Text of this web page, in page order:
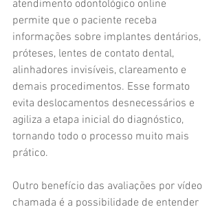
atendimento odontológico online
permite que o paciente receba
informações sobre implantes dentários,
próteses, lentes de contato dental,
alinhadores invisíveis, clareamento e
demais procedimentos. Esse formato
evita deslocamentos desnecessários e
agiliza a etapa inicial do diagnóstico,
tornando todo o processo muito mais
prático.
Outro benefício das avaliações por vídeo
chamada é a possibilidade de entender